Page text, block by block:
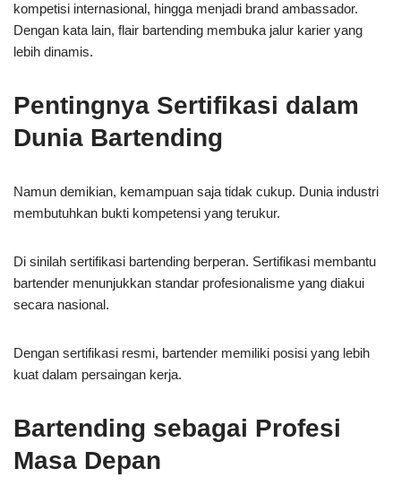
kompetisi internasional, hingga menjadi brand ambassador.
Dengan kata lain, flair bartending membuka jalur karier yang
lebih dinamis.
Pentingnya Sertifikasi dalam
Dunia Bartending
Namun demikian, kemampuan saja tidak cukup. Dunia industri
membutuhkan bukti kompetensi yang terukur.
Di sinilah sertifikasi bartending berperan. Sertifikasi membantu
bartender menunjukkan standar profesionalisme yang diakui
secara nasional.
Dengan sertifikasi resmi, bartender memiliki posisi yang lebih
kuat dalam persaingan kerja.
Bartending sebagai Profesi
Masa Depan